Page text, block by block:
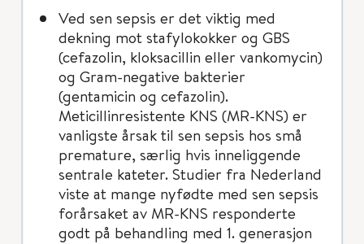
Ved sen sepsis er det viktig med
dekning mot stafylokokker og GBS
(cefazolin, kloksacillin eller vankomycin)
og Gram-negative bakterier
(gentamicin og cefazolin).
Meticillinresistente KNS (MR-KNS) er
vanligste årsak til sen sepsis hos små
premature, særlig hvis inneliggende
sentrale kateter. Studier fra Nederland
viste at mange nyfødte med sen sepsis
forårsaket av MR-KNS responderte
godt på behandling med 1. generasjon